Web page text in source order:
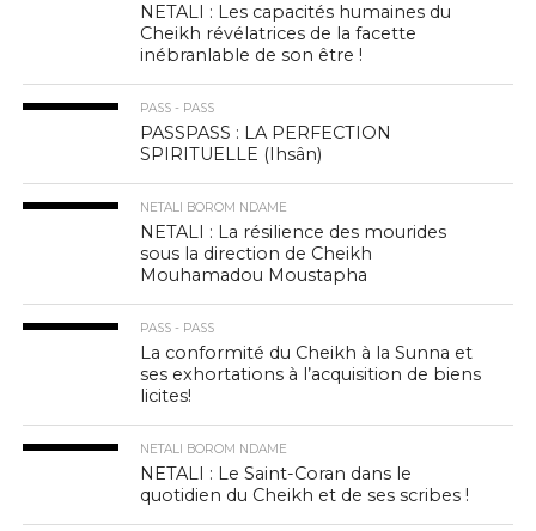
NETALI : Les capacités humaines du
Cheikh révélatrices de la facette
inébranlable de son être !
PASS - PASS
PASSPASS : LA PERFECTION
SPIRITUELLE (Ihsân)
NETALI BOROM NDAME
NETALI : La résilience des mourides
sous la direction de Cheikh
Mouhamadou Moustapha
PASS - PASS
La conformité du Cheikh à la Sunna et
ses exhortations à l’acquisition de biens
licites!
NETALI BOROM NDAME
NETALI : Le Saint-Coran dans le
quotidien du Cheikh et de ses scribes !